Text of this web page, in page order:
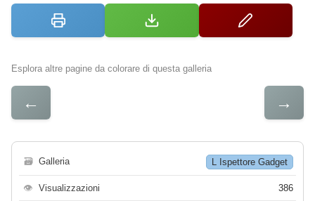
Esplora altre pagine da colorare di questa galleria
← →
🗃 Galleria L Ispettore Gadget
👁 Visualizzazioni 386